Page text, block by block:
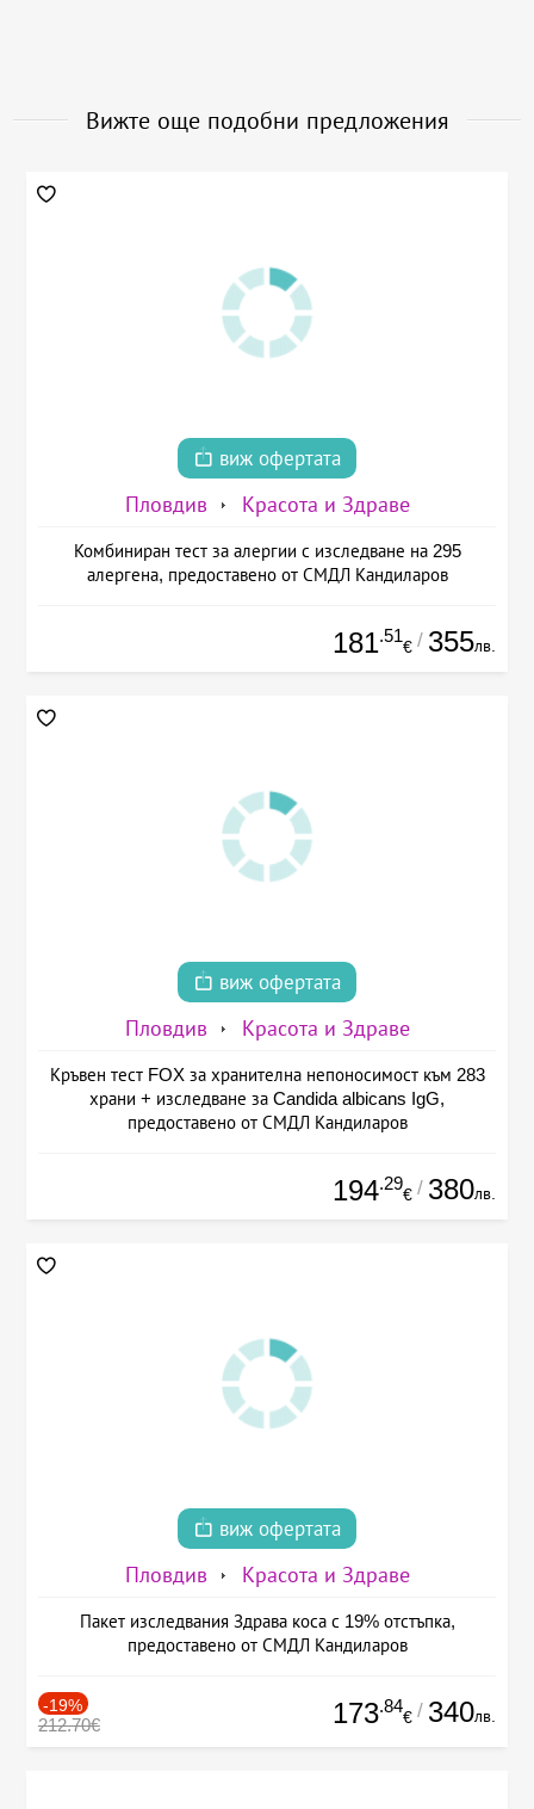
Вижте още подобни предложения
виж офертата
Пловдив Красота и Здраве
Комбиниран тест за алергии с изследване на 295
алергена, предоставено от СМДЛ Кандиларов
181.51
€ / 355лв.
виж офертата
Пловдив Красота и Здраве
Кръвен тест FOX за хранителна непоносимост към 283
храни + изследване за Candida albicans IgG,
предоставено от СМДЛ Кандиларов
194.29
€ / 380лв.
виж офертата
Пловдив Красота и Здраве
Пакет изследвания Здрава коса с 19% отстъпка,
предоставено от СМДЛ Кандиларов
-19%
212.70€ 173.84
€ / 340лв.